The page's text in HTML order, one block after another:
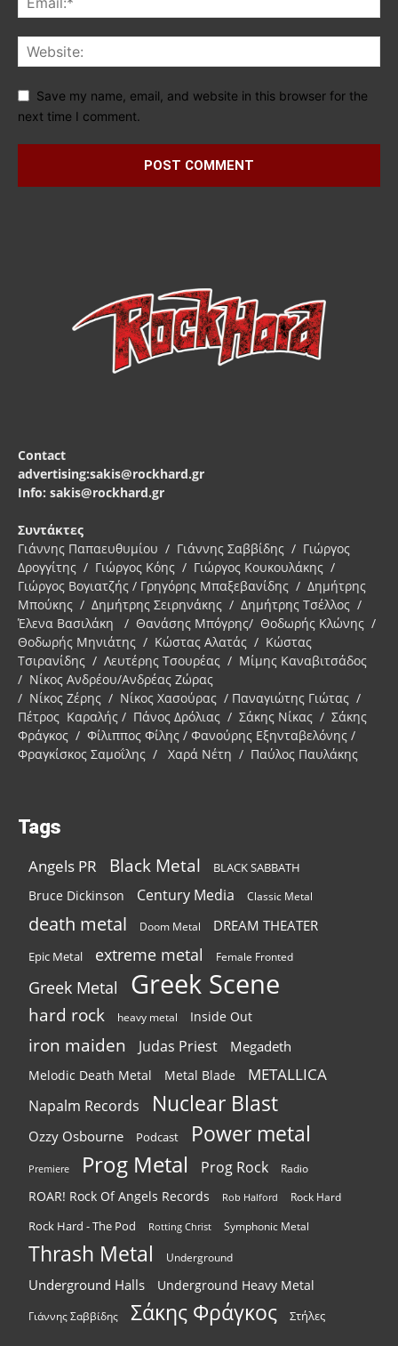
Save my name, email, and website in this browser for the
next time I comment.
Contact
advertising:sakis@rockhard.gr
Info: sakis@rockhard.gr
Συντάκτες
Γιάννης Παπαευθυμίου / Γιάννης Σαββίδης / Γιώργος
Δρογγίτης / Γιώργος Κόης / Γιώργος Κουκουλάκης /
Γιώργος Βογιατζής / Γρηγόρης Μπαξεβανίδης / Δημήτρης
Μπούκης / Δημήτρης Σειρηνάκης / Δημήτρης Τσέλλος /
Έλενα Βασιλάκη / Θανάσης Μπόγρης/ Θοδωρής Κλώνης /
Θοδωρής Μηνιάτης / Κώστας Αλατάς / Κώστας
Τσιρανίδης / Λευτέρης Τσουρέας / Μίμης Καναβιτσάδος
/ Νίκος Ανδρέου/Ανδρέας Ζώρας
/ Νίκος Ζέρης / Νίκος Χασούρας / Παναγιώτης Γιώτας /
Πέτρος Καραλής / Πάνος Δρόλιας / Σάκης Νίκας / Σάκης
Φράγκος / Φίλιππος Φίλης / Φανούρης Εξηνταβελόνης /
Φραγκίσκος Σαμοΐλης / Χαρά Νέτη / Παύλος Παυλάκης
Tags
Angels PR Black Metal BLACK SABBATH
Bruce Dickinson Century Media Classic Metal
death metal Doom Metal DREAM THEATER
Epic Metal extreme metal Female Fronted
Greek Metal Greek Scene
hard rock heavy metal Inside Out
iron maiden Judas Priest Megadeth
Melodic Death Metal Metal Blade METALLICA
Napalm Records Nuclear Blast
Ozzy Osbourne Podcast Power metal
Premiere Prog Metal Prog Rock Radio
ROAR! Rock Of Angels Records Rob Halford Rock Hard
Rock Hard - The Pod Rotting Christ Symphonic Metal
Thrash Metal Underground
Underground Halls Underground Heavy Metal
Γιάννης Σαββίδης Σάκης Φράγκος Στήλες